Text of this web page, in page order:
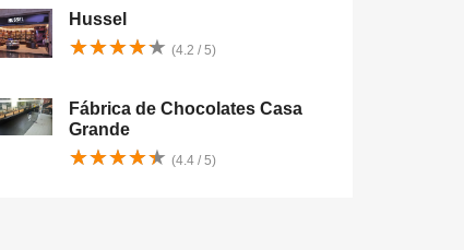
Hussel
★★★★★
★★★★★ (4.2 / 5)
Fábrica de Chocolates Casa
Grande
★★★★★
★★★★★ (4.4 / 5)